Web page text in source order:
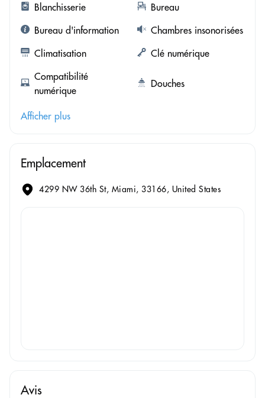
Blanchisserie
Bureau
Bureau d'information
Chambres insonorisées
Climatisation
Clé numérique
Compatibilité
numérique
Douches
Afficher plus
Emplacement
4299 NW 36th St, Miami, 33166, United States
Avis